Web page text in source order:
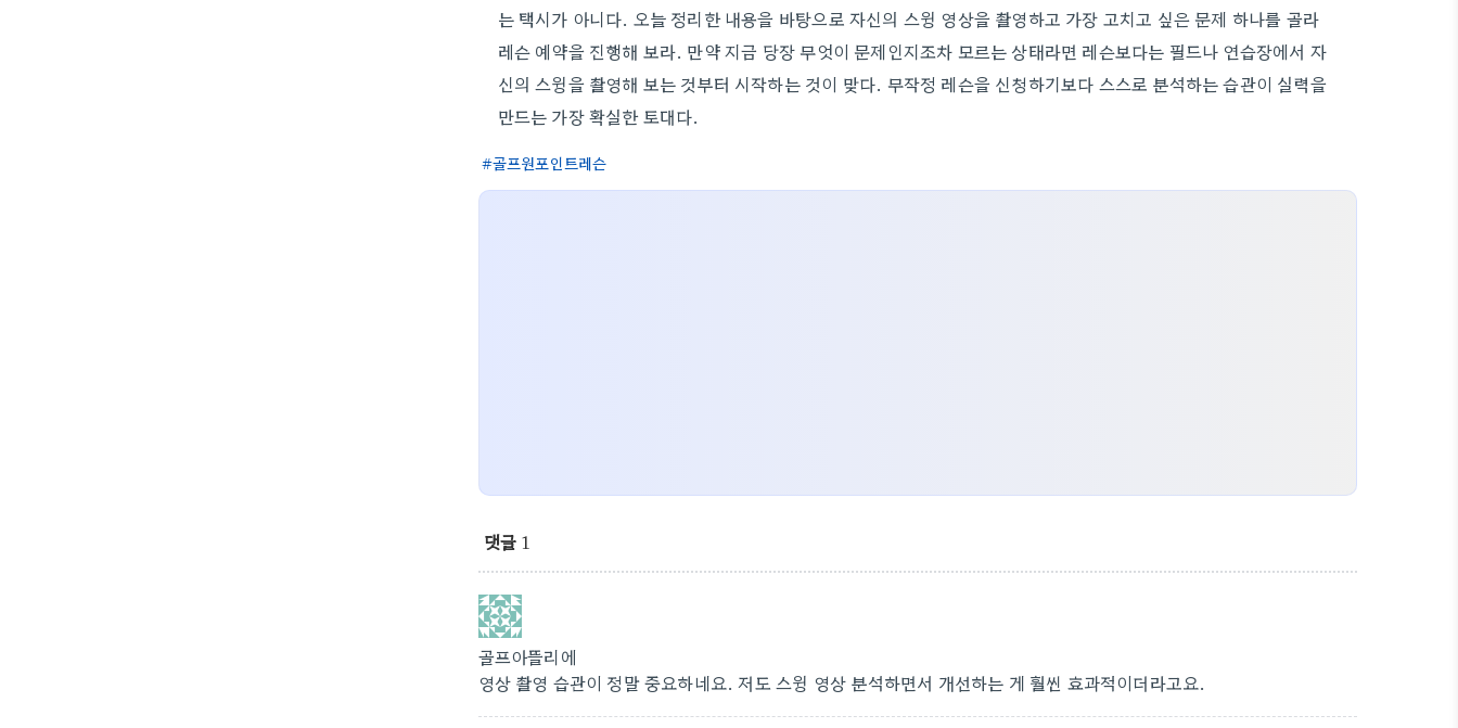
는 택시가 아니다. 오늘 정리한 내용을 바탕으로 자신의 스윙 영상을 촬영하고 가장 고치고 싶은 문제 하나를 골라
레슨 예약을 진행해 보라. 만약 지금 당장 무엇이 문제인지조차 모르는 상태라면 레슨보다는 필드나 연습장에서 자
신의 스윙을 촬영해 보는 것부터 시작하는 것이 맞다. 무작정 레슨을 신청하기보다 스스로 분석하는 습관이 실력을
만드는 가장 확실한 토대다.
골프원포인트레슨
댓글 1
골프아뜰리에
영상 촬영 습관이 정말 중요하네요. 저도 스윙 영상 분석하면서 개선하는 게 훨씬 효과적이더라고요.